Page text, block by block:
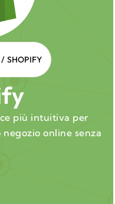
/ SHOPIFY
più intuitiva per
online senza